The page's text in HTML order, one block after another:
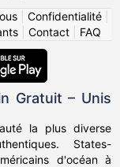
Confidentialité
| Contact| FAQ
Gratuit – Unis
la plus diverse
States-
d'océan à